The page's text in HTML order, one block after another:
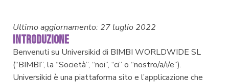
Ultimo aggiornamento: 27 luglio 2022
INTRODUZIONE
Benvenuti su Universikid di BIMBI WORLDWIDE SL
(“BIMBI”, la “Società”, “noi”, “ci” o “nostro/a/i/e”).
Universikid è una piattaforma sito e l’applicazione che